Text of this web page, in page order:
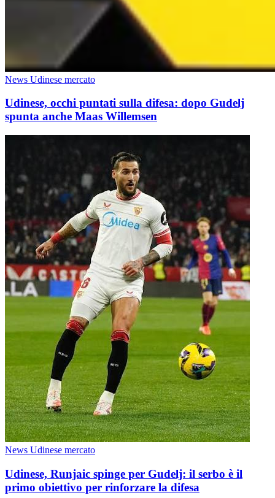
News Udinese mercato
Udinese, occhi puntati sulla difesa: dopo Gudelj
spunta anche Maas Willemsen
News Udinese mercato
Udinese, Runjaic spinge per Gudelj: il serbo è il
primo obiettivo per rinforzare la difesa